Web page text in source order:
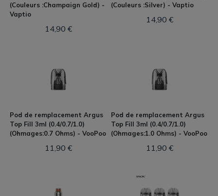
(Couleurs :Champaign Gold) -
Vaptio
14,90 €
(Couleurs :Silver) - Vaptio
14,90 €
Pod de remplacement Argus
Top Fill 3ml (0.4/0.7/1.0)
(Ohmages:0.7 Ohms) - VooPoo
11,90 €
Pod de remplacement Argus
Top Fill 3ml (0.4/0.7/1.0)
(Ohmages:1.0 Ohms) - VooPoo
11,90 €